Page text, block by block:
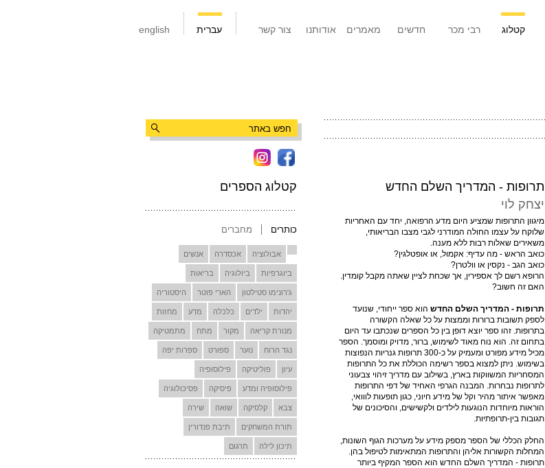
english עברית צור קשר אודותנו מאמרים חדשים רבי מכר קטלוג
קטלוג הספרים
כותרים מחברים
אבולוציה אכסדרה אנשים
ביוגרפיות ביולוגיה בריאות
ג'רונימו סטילטון הארי פוטר היסטוריה
יהדות ילדים כלכלה מדע מחזות
מנורת קריאה מקור מתח מתמטיקה
נגד הרוח נוער ספורט ספרות יפה
עיון פוליטיקה פילוסופיה
פילוסופיה ומדע פיסיקה פסיכולוגיה
צבא קלסיקה שואה שירה
תורת המשחקים תיבת פנדורין
תיכון לילה תרגום
תרופות - המדריך השלם החדש
יצחק לוי
מיגוון התרופות שמציע היום מדע הרפואה, יחד עם האחריות
שלוקח על עצמו החולה המודרני לגבי מצבו הבריאותי,
משאירים שאלות רבות ללא מענה.
כואב הראש - מה עדיף: אקמול, או אופטלגין?
כואב הגב - נקסין או וולטרן?
הרופא רשם לך אספירין, אך שכחת לציין שאתה מקבל קומדין.
האם זה חשוב?
תרופות - המדריך השלם החדש הוא ספר ייחודי, שנועד
לספק תשובות ברורות וממצות על כל שאלה הקשורה
בתרופות. זהו ספר יוצא דופן בין כל הספרים שנכתבו עד היום
בתחום זה. הוא נוח מאוד לשימוש, ברור, מדויק ומוסמך. הספר
מכיל מידע מפורט ומעמיק על כ-300 תרופות גנריות הנפוצות
בשימוש. ניתן למצוא בספר רשימה הכוללת את כל התרופות
המסחריות המשווקות בארץ, בשילוב עם מדריך זיהוי צבעוני
לתרופות נבחרות. המבנה הגרפי האחיד של דפי התרופות
מאפשר איתור מהיר וקל של מידע חיוני, כגון תופעות לווואי,
הוראות מיוחדות הנוגעות לילדים ולקשישים, והסיכונים של
תגובות בין-תרופתיות.
החלק הכללי של הספר מספק מידע על מערכות הגוף השונות,
המחלות הקשורות אליהן והתרופות המתאימות לטיפול בהן.
תרופות - המדריך השלם החדש הוא הספר המקיף ביותר